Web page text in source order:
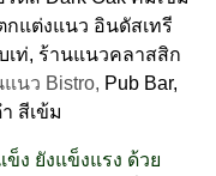
กแต่งแนว อินดัสเทรี
เท่, ร้านแนวคลาสสิก
นว Bistro, Pub Bar,
สีเข้ม
ง ยังแข็งแรง ด้วย